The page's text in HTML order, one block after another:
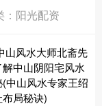
词名句中搜集
：阳光配资
山风水大师北斋先
中山阴阳宅风水
中山风水专家王绍
局秘诀)